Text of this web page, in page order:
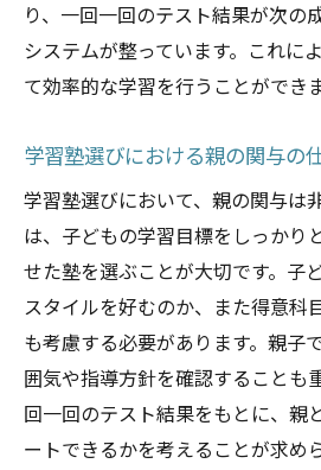
り、一回一回のテスト結果が次の
システムが整っています。これに
て効率的な学習を行うことができま
学習塾選びにおける親の関与の
学習塾選びにおいて、親の関与は
は、子どもの学習目標をしっかり
せた塾を選ぶことが大切です。子
スタイルを好むのか、また得意科
も考慮する必要があります。親子
囲気や指導方針を確認することも
回一回のテスト結果をもとに、親
ートできるかを考えることが求め